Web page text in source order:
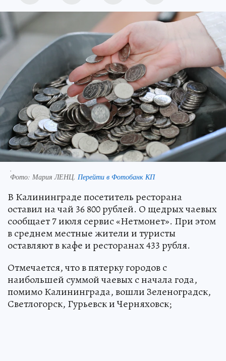
.
Фото: Мария ЛЕНЦ. Перейти в Фотобанк КП
В Калининграде посетитель ресторана
оставил на чай 36 800 рублей. О щедрых чаевых
сообщает 7 июля сервис «Нетмонет». При этом
в среднем местные жители и туристы
оставляют в кафе и ресторанах 433 рубля.
Отмечается, что в пятерку городов с
наибольшей суммой чаевых с начала года,
помимо Калининграда, вошли Зеленоградск,
Светлогорск, Гурьевск и Черняховск;